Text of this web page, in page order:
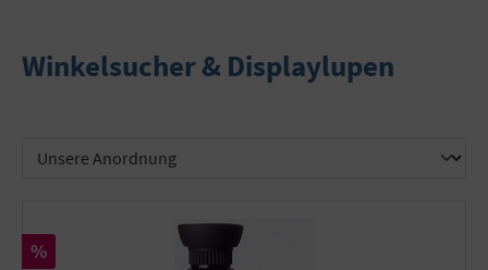
Winkelsucher & Displaylupen
Rabatt
%